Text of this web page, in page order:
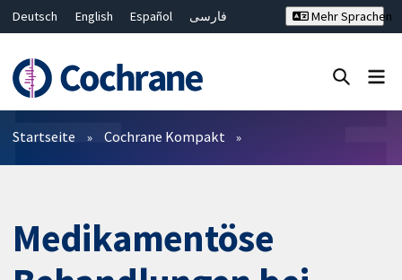
Deutsch English Español
فارسی
Bahasa Malaysia
ไทย
繁體中文
简体中文
Mehr Sprachen
Filter
Startseite Cochrane Kompakt
Medikamentöse